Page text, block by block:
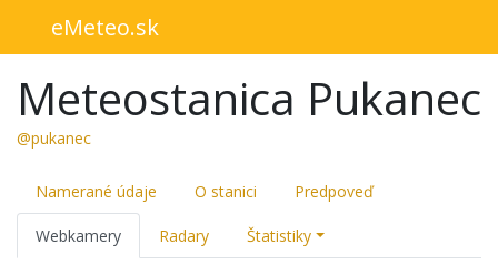
eMeteo.sk
Meteostanica Pukanec
@pukanec
Namerané údaje O stanici Predpoveď
Webkamery Radary Štatistiky